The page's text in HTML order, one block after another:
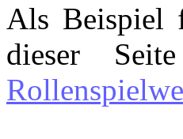
Als Beispiel
dieser